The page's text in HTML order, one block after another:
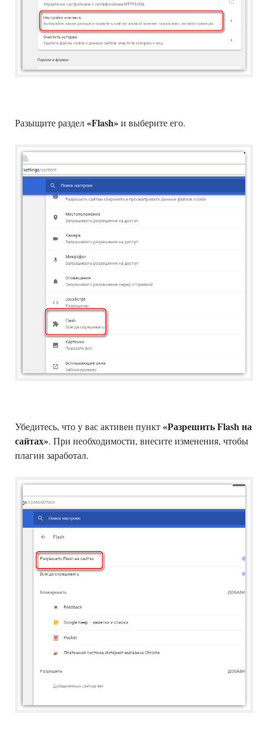
Разыщите раздел«Flash»и выберите его.
Убедитесь, что у вас активен пункт«Разрешить Flash на
сайтах». При необходимости, внесите изменения, чтобы
плагин заработал.